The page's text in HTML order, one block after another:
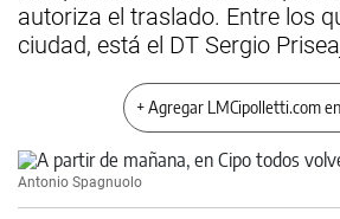
autoriza el traslado. Entre los
ciudad, está el DT Sergio
+ Agregar LMCipolletti.com en
Antonio Spagnuolo